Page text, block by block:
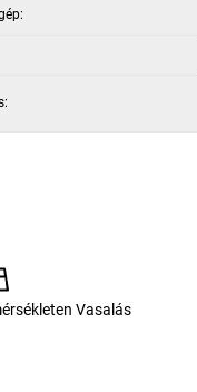
Vasalás